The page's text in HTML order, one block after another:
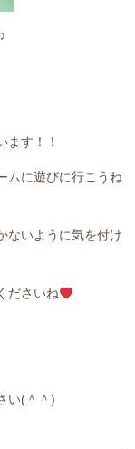
ます！！
ムに遊びに行こうね
ないように気を付け
ださいね
い(＾＾)